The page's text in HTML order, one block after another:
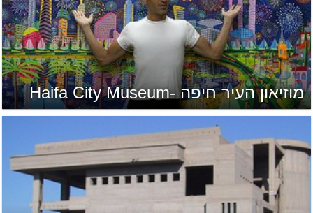
מוזיאון העיר חיפה -Haifa City Museum